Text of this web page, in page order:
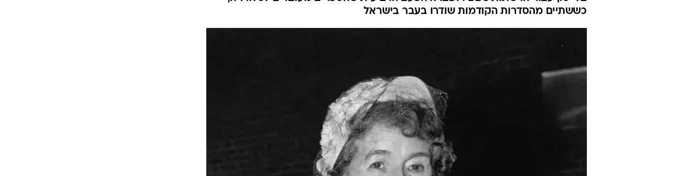
כששתיים מהסדרות הקודמות שודרו בעבר בישראל